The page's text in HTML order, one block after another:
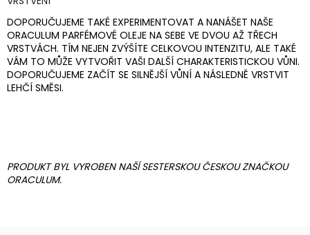
DOPORUČUJEME TAKÉ EXPERIMENTOVAT A NANÁŠET NAŠE
ORACULUM PARFÉMOVÉ OLEJE NA SEBE VE DVOU AŽ TŘECH
VRSTVÁCH. TÍM NEJEN ZVÝŠÍTE CELKOVOU INTENZITU, ALE TAKÉ
VÁM TO MŮŽE VYTVOŘIT VAŠI DALŠÍ CHARAKTERISTICKOU VŮNI.
DOPORUČUJEME ZAČÍT SE SILNĚJŠÍ VŮNÍ A NÁSLEDNĚ VRSTVIT
LEHČÍ SMĚSI.
PRODUKT BYL VYROBEN NAŠÍ SESTERSKOU ČESKOU ZNAČKOU
ORACULUM.